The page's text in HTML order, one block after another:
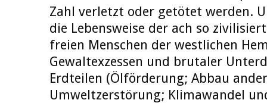
Zahl verletzt oder getötet werden.
die Lebensweise der ach so
freien Menschen der westlichen
Gewaltexzessen und brutaler
Erdteilen (Ölförderung; Abbau
Umweltzerstörung; Klimawandel